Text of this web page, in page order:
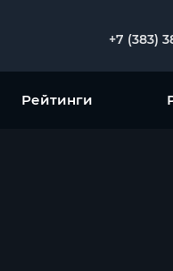
+7 (383)
Рейтинги